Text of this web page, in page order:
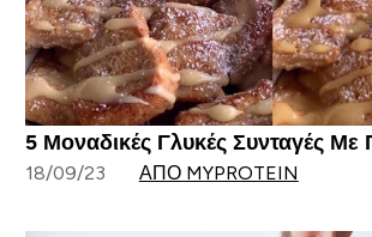
5 Μοναδικές Γλυκές Συνταγές Με
18/09/23 ΑΠΌ MYPROTEIN